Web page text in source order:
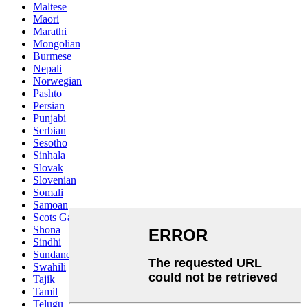
Maltese
Maori
Marathi
Mongolian
Burmese
Nepali
Norwegian
Pashto
Persian
Punjabi
Serbian
Sesotho
Sinhala
Slovak
Slovenian
Somali
Samoan
Scots Gaelic
Shona
Sindhi
Sundanese
Swahili
Tajik
Tamil
Telugu